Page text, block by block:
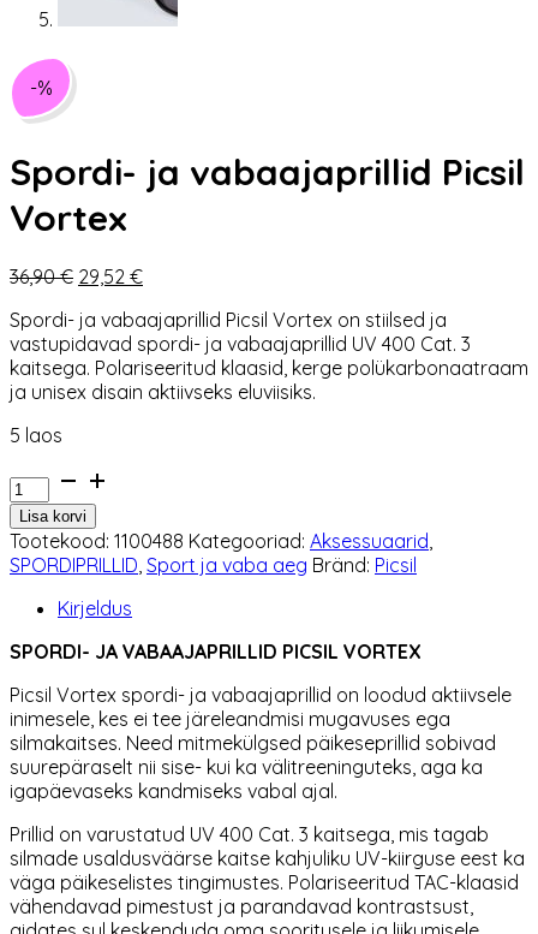
-%
Spordi- ja vabaajaprillid Picsil
Vortex
36,90€ Algne
oli:
36,90 €.
29,52 €Praegune
on:
29,52 €.
Spordi- ja vabaajaprillid Picsil Vortex on stiilsed ja
vastupidavad spordi- ja vabaajaprillid UV 400 Cat. 3
kaitsega. Polariseeritud klaasid, kerge polükarbonaatraam
ja unisex disain aktiivseks eluviisiks.
5 laos
Spordi-
ja
vabaajaprillid
Picsil
Vortex
kogus
Lisa korvi
Tootekood: 1100488 Kategooriad: Aksessuaarid,
SPORDIPRILLID, Sport ja vaba aeg Bränd: Picsil
Kirjeldus
SPORDI- JA VABAAJAPRILLID PICSIL VORTEX
Picsil Vortex spordi- ja vabaajaprillid on loodud aktiivsele
inimesele, kes ei tee järeleandmisi mugavuses ega
silmakaitses. Need mitmekülgsed päikeseprillid sobivad
suurepäraselt nii sise- kui ka välitreeninguteks, aga ka
igapäevaseks kandmiseks vabal ajal.
Prillid on varustatud UV 400 Cat. 3 kaitsega, mis tagab
silmade usaldusväärse kaitse kahjuliku UV-kiirguse eest ka
väga päikeselistes tingimustes. Polariseeritud TAC-klaasid
vähendavad pimestust ja parandavad kontrastsust,